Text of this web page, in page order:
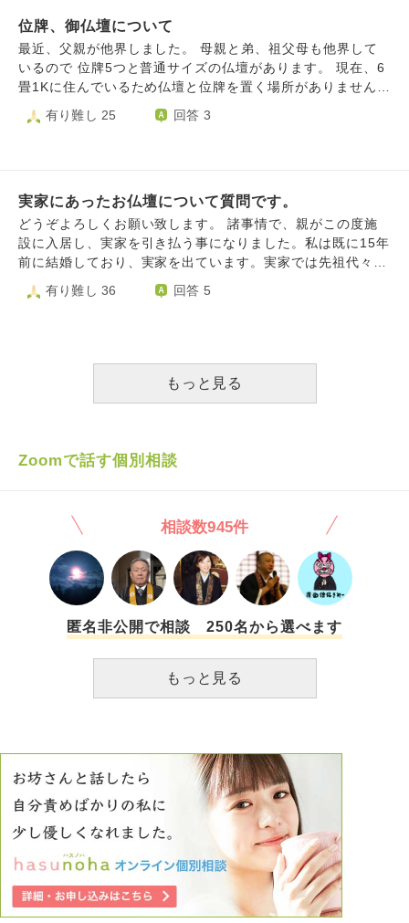
ただ母は"節約する"と口では言いますが、自分と比べて意欲
が薄いように感じられます。 お聞きしたいことは LEDロー
ソクLED線香や造花はダメなのでしょうか...？ 家の仏壇で
の話でお墓参りとかの場合は本物の花や線香が必要だとは思
っています。
い。ということも言われました。 どのように考えるのがよ
いのでしょうか？
位牌、御仏壇について
最近、父親が他界しました。 母親と弟、祖父母も他界して
いるので 位牌5つと普通サイズの仏壇があります。 現在、6
畳1Kに住んでいるため仏壇と位牌を置く場所がありません。
正直、私も結婚の予定もないのでこのまま持っていてもそれ
こそ今後困ると思います。 ただ、自分の生活も厳しいので
うするのがベストなのかアドバイスいただけますでしょう
か。
有り難し 25 回答 3
実家にあったお仏壇について質問です。
どうぞよろしくお願い致します。 諸事情で、親がこの度施
設に入居し、実家を引き払う事になりました。私は既に15年
前に結婚しており、実家を出ています。実家では先祖代々の
お仏壇を祀っていましたが、その中の阿弥陀像や位牌類は実
家の名前の直系である私の従兄が守ってくれる事になりまし
ですが、恥ずかしながら今回の親の引越しや実家の撤去等で
私が引き取ったのですが、うちでは目に付く所に祀る様な場
所がなく、私自身、どういう風に持っていれば良いでしょう
有り難し 36 回答 5
もっと見る
Zoomで話す個別相談
相談数945件
匿名非公開で相談 250名から選べます
もっと見る